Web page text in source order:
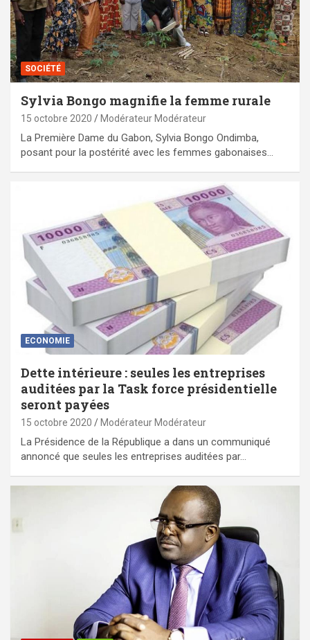
SOCIÉTÉ
Sylvia Bongo magnifie la femme rurale
15 octobre 2020 Modérateur Modérateur
La Première Dame du Gabon, Sylvia Bongo Ondimba,
posant pour la postérité avec les femmes gabonaises…
ECONOMIE
Dette intérieure : seules les entreprises
auditées par la Task force présidentielle
seront payées
15 octobre 2020 Modérateur Modérateur
La Présidence de la République a dans un communiqué
annoncé que seules les entreprises auditées par…